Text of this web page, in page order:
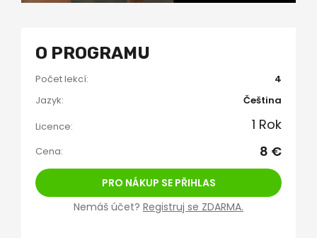
O PROGRAMU
Počet lekcí:
4
Jazyk:
Čeština
Licence:
1 Rok
Cena: 8 €
PRO NÁKUP SE PŘIHLAS
Nemáš účet? Registruj se ZDARMA.